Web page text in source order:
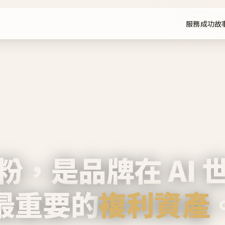
服務成功故
，是品牌在 AI
重要的複利資產